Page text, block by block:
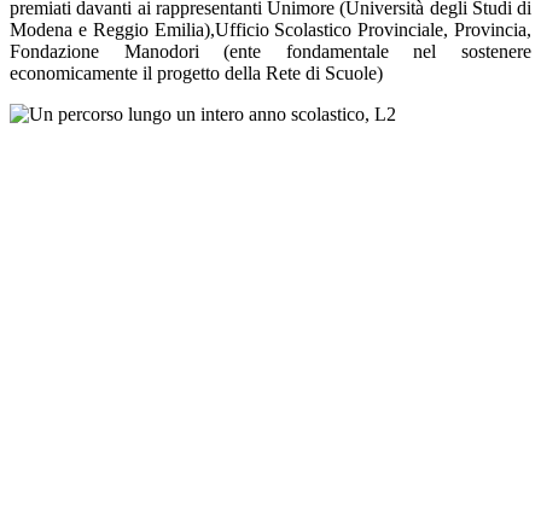
premiati davanti ai rappresentanti Unimore (Università degli Studi di
Modena e Reggio Emilia),Ufficio Scolastico Provinciale, Provincia,
Fondazione Manodori (ente fondamentale nel sostenere
economicamente il progetto della Rete di Scuole)